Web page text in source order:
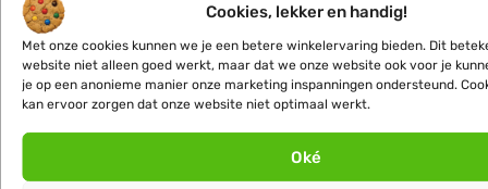
Cookies, lekker en handig!
Met onze cookies kunnen we je een betere winkelervaring bieden. Dit
website niet alleen goed werkt, maar dat we onze website ook voor je
je op een anonieme manier onze marketing inspanningen ondersteund.
kan ervoor zorgen dat onze website niet optimaal werkt.
Oké